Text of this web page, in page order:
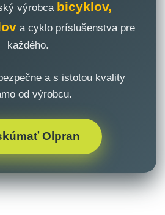
výrobca bicyklov,
a cyklo príslušenstva pre
každého.
a s istotou kvality
od výrobcu.
Olpran